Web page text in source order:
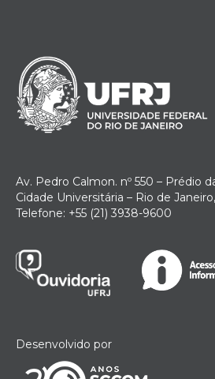
Av. Pedro Calmon. nº 550 – Prédio
Cidade Universitária – Rio de
Telefone: +55 (21) 3938-9600
Desenvolvido por